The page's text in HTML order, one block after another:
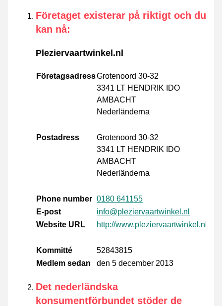
Företaget existerar på riktigt och du
kan nå:
Pleziervaartwinkel.nl
FöretagsadressGrotenoord 30-32
3341 LT HENDRIK IDO
AMBACHT
Nederländerna
Postadress
Grotenoord 30-32
3341 LT HENDRIK IDO
AMBACHT
Nederländerna
Phone number 0180 641155
E-post
info@pleziervaartwinkel.nl
Website URL
http://www.pleziervaartwinkel.nl
Kommitté
52843815
Medlem sedan
den 5 december 2013
Det nederländska
konsumentförbundet stöder de